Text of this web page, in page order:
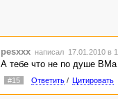
pesxxx написал 17.01.2010 в
А тебе что не по душе ВМа .
#15 Ответить/ Цитировать